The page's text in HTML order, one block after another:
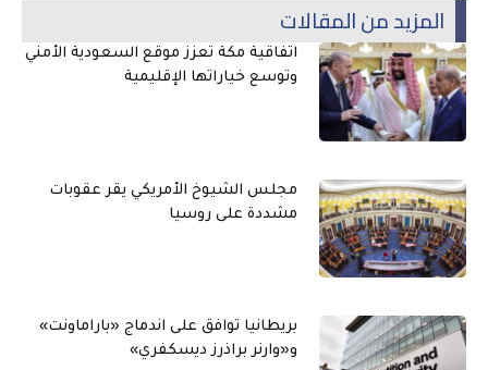
المزيد من المقالات
اتفاقية مكة تعزز موقع السعودية الأمني
وتوسع خياراتها الإقليمية
مجلس الشيوخ الأمريكي يقر عقوبات
مشددة على روسيا
بريطانيا توافق على اندماج «باراماونت»
و«وارنر براذرز ديسكفري»